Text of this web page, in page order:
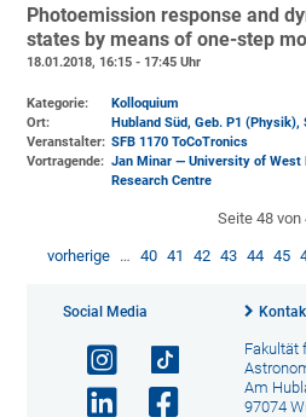
Photoemission response and
states by means of one-step
18.01.2018, 16:15 - 17:45 Uhr
Kategorie:
Kolloquium
Ort:
Hubland Süd, Geb. P1 (Physik),
Veranstalter: SFB 1170 ToCoTronics
Vortragende: Jan Minar — University of West
Research Centre
Seite 48 von
vorherige … 40 41 42 43 44 45
Social Media
Fakultät
Am
97074